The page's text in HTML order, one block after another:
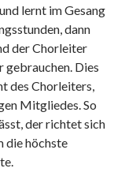
lernt im Gesang
dann
der Chorleiter
Dies
des Chorleiters,
Mitgliedes. So
der richtet sich
die höchste